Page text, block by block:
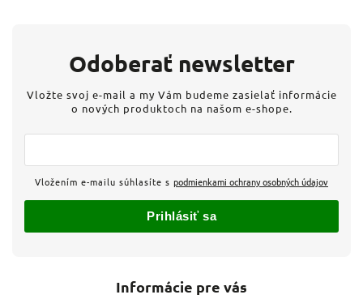
Informácie pre vás
Odoberať newsletter
Vložte svoj e-mail a my Vám budeme zasielať informácie
o nových produktoch na našom e-shope.
Vložením e-mailu súhlasíte s podmienkami ochrany osobných údajov
Prihlásiť sa